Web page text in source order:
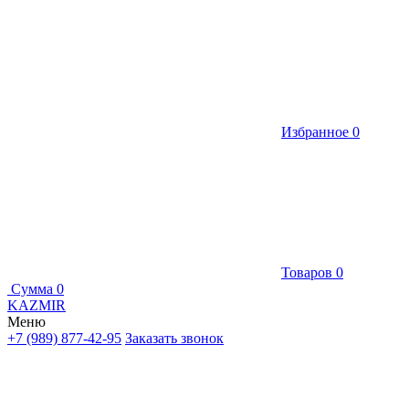
Избранное 0
Товаров 0
Сумма 0
KAZMIR
Меню
+7 (989) 877-42-95 Заказать звонок